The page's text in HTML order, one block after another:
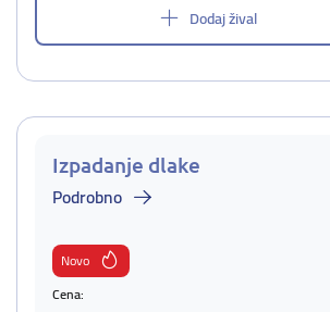
Dodaj žival
Izpadanje dlake
Podrobno
Novo
Cena: